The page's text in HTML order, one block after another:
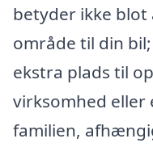
betyder ikke
område til din
ekstra plads til
virksomhed
familien,